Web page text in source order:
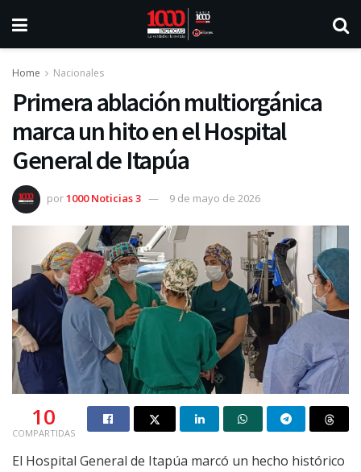
Home Nacionales
Primera ablación multiorgánica
marca un hito en el Hospital
General de Itapúa
por1000 Noticias 3 9 de mayo de 2026
10
COMPARTIDAS
El Hospital General de Itapúa marcó un hecho histórico